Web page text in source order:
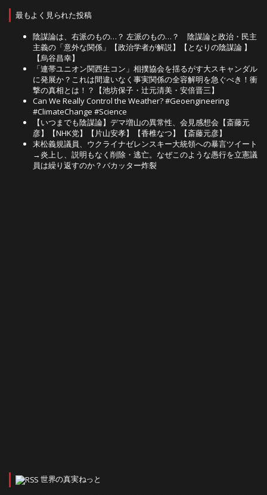
最もよく見られた投稿
陰謀論は、右派のもの…？ 左派のもの…？ 陰謀論と政治・民主
主義の「意外な関係」【政治学者が解説】【となりの陰謀論 】
【烏谷昌幸】
「連帯ユニオン関西生コン」相撲協会を揺るがす大スキャンダル
に発展か？これは間違いなく事実関係の全容解明を急ぐべき！衝
撃の真相とは！？【池坊保子・辻元清美・安倍晋三】
Can We Really Control the Weather? #Geoengineering
#ClimateChange #Science
【いつまでも陰謀論】デマ増山の異常性、会見感想会【斎藤元
彦】【NHK党】【片山安孝】【香椎なつ】【斎藤元彦】
末松義規議員、ウクライナゼレンスキー大統領への暴言ツイート
→炎上し、説明もなく削除・逃亡。なぜこのような愚行を立憲議
員は繰り返すのか？バカッター炸裂
世界の真実ねっと